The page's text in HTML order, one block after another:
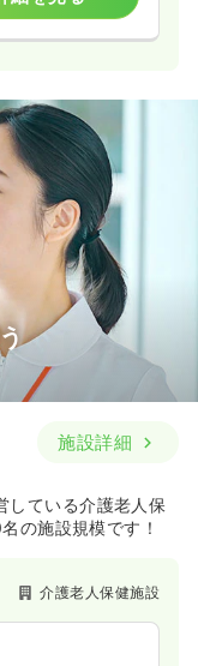
施設詳細
している介護老人保
の施設規模です！
介護老人保健施設